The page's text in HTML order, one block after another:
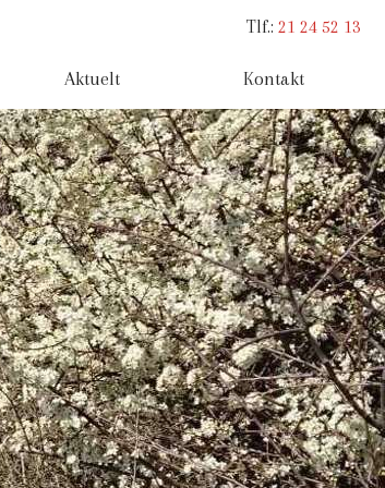
Tlf.: ​ 21 24 52 13
Aktuelt Kontakt